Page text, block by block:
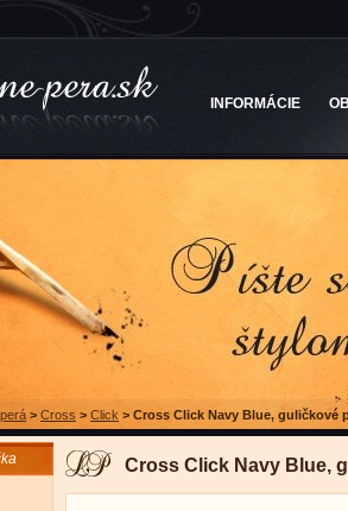
INFORMÁCIE
> Cross > Click > Cross Click Navy Blue, guličkové
Cross Click Navy Blue,